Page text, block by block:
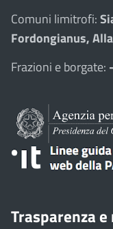
Comuni limitrofi:
Fordongianus,
Frazioni e borgate: -
Trasparenza